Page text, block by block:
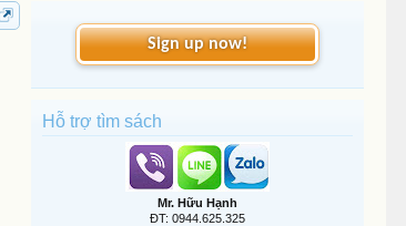
Sign up now!
Hỗ trợ tìm sách
Mr. Hữu Hạnh
ĐT: 0944.625.325